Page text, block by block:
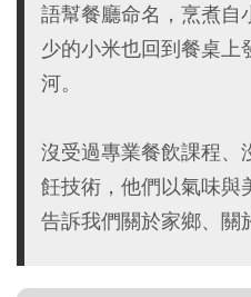
語幫餐廳命名，烹煮自
少的小米也回到餐桌上
河。
沒受過專業餐飲課程、
飪技術，他們以氣味與
告訴我們關於家鄉、關